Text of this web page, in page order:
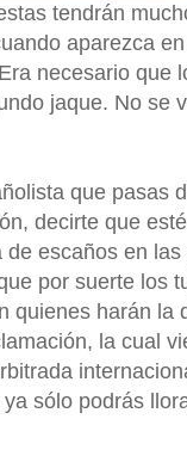
tendrán
aparezca en
necesario que
jaque. No se
que pasas
decirte que
escaños en las
por suerte los
quienes harán la
la cual
sólo podrás